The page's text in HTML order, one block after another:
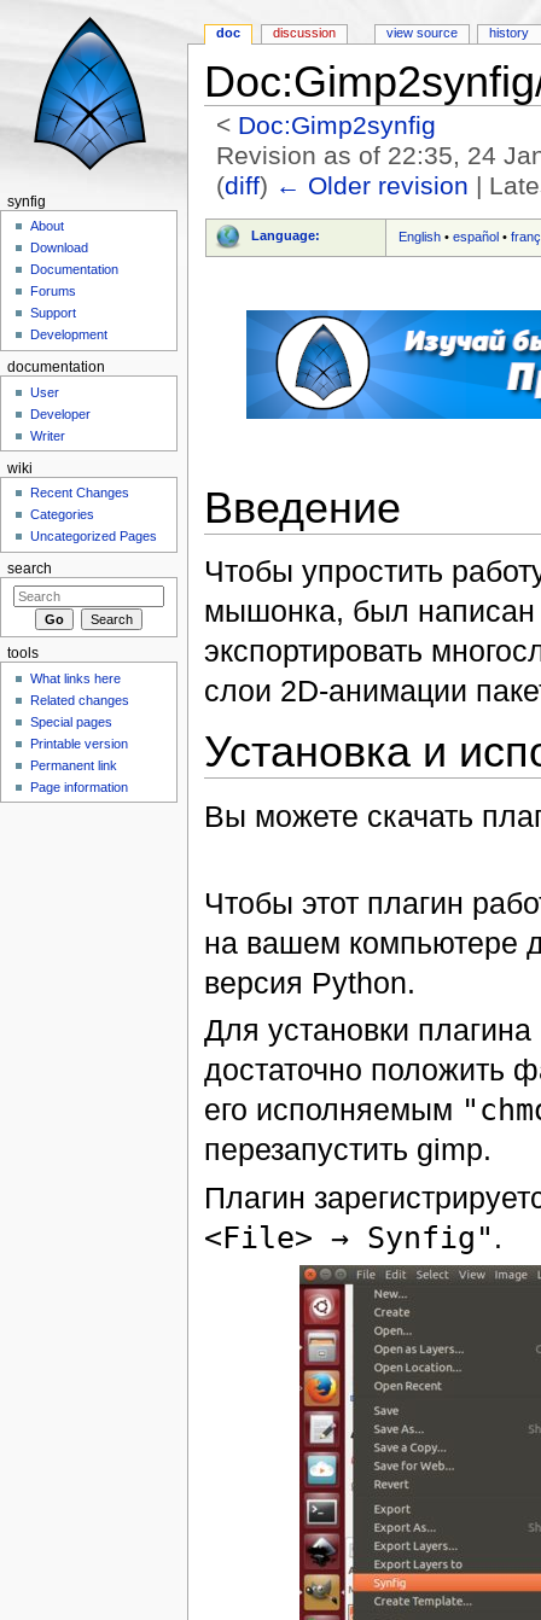
< Doc:Gimp2synfig
Revision as of 22:35, 24
(diff) ← Older revision |
Language: English •español •
Введение
Чтобы упростить
мышонка, был
экспортировать
слои 2D-анимации
Установка и
Вы можете скачать
Чтобы этот плагин
на вашем компьютере
версия Python.
Для установки
достаточно положить
его исполняемым
перезапустить gimp.
Плагин
<File> → Synfig" .
doc discussion view source history
synfig
About
Download
Documentation
Forums
Support
Development
documentation
User
Developer
Writer
wiki
Recent Changes
Categories
Uncategorized Pages
search
tools
What links here
Related changes
Special pages
Printable version
Permanent link
Page information